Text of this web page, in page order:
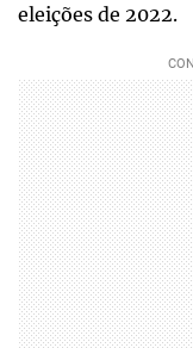
eleições de 2022.